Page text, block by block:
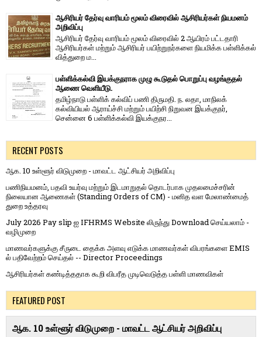
ஆசிரியர் தேர்வு வாரியம் மூலம் விரைவில் ஆசிரியர்கள் நியமனம்
அறிவிப்பு
ஆசிரியர் தேர்வு வாரி​யம் மூலம் விரை​வில் 2 ஆயிரம் பட்​ட​தாரி
ஆசிரியர்​கள் மற்​றும் ஆசிரியர் பயிற்றுநர்​களை நியமிக்க பள்​ளிக்​கல்​
வித்​துறை ம...
பள்ளிக்கல்வி இயக்குநராக முழு கூடுதல் பொறுப்பு வழங்குதல்
ஆணை வெளியீடு.
தமிழ்நாடு பள்ளிக் கல்விப் பணி திருமதி. ந. லதா, மாநிலக்
கல்வியியல் ஆராய்ச்சி மற்றும் பயிற்சி நிறுவன இயக்குநர்,
சென்னை 6 பள்ளிக்கல்வி இயக்குநர...
RECENT POSTS
ஆக. 10 உள்ளூர் விடுமுறை - மாவட்ட ஆட்சியர் அறிவிப்பு
பணிநியமனம், பதவி உயர்வு மற்றும் இடமாறுதல் தொடர்பாக முதலமைச்சரின்
நிலையான ஆணைகள் (Standing Orders of CM) - மனித வள மேலாண்மைத்
துறை உத்தரவு
July 2026 Pay slip ஐ IFHRMS Website லிருந்து Download செய்யலாம் -
வழிமுறை
மாணவர்களுக்கு சீருடை தைக்க அளவு எடுக்க மாணவர்கள் விபரங்களை EMIS
ல் பதிவேற்றம் செய்தல் -- Director Proceedings
ஆசிரியர்கள் கண்டித்ததாக கூறி விபரீத முடிவெடுத்த பள்ளி மாணவிகள்
FEATURED POST
ஆக. 10 உள்ளூர் விடுமுறை - மாவட்ட ஆட்சியர் அறிவிப்பு